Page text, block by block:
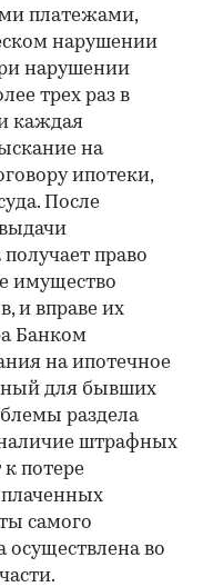
платежами,
нарушении
нарушении
трех раз в
каждая
на
ипотеки,
После
право
имущество
и вправе их
Банком
на ипотечное
для бывших
раздела
наличие штрафных
потере
самого
во